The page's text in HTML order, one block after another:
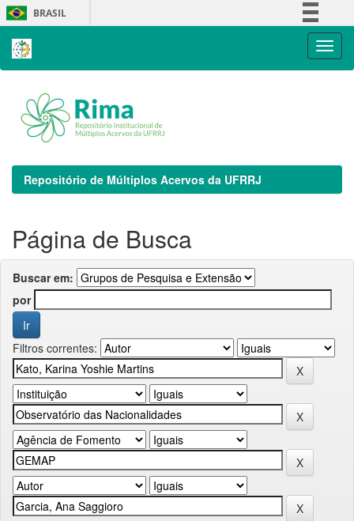
Skip
navigation
BRASIL
Repositório de Múltiplos Acervos da UFRRJ
Página de Busca
Buscar em:
por
Filtros correntes: